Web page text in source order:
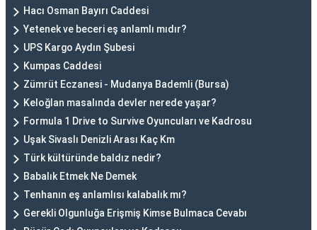
Hacı Osman Bayırı Caddesi
Yetenek ve beceri eş anlamlı mıdır?
UPS Kargo Aydın Şubesi
Kumpas Caddesi
Zümrüt Eczanesi - Mudanya Bademli (Bursa)
Keloğlan masalında devler nerede yaşar?
Formula 1 Drive to Survive Oyuncuları ve Kadrosu
Uşak Sivaslı Denizli Arası Kaç Km
Türk kültüründe baldız nedir?
Babalık Etmek Ne Demek
Tenhanın eş anlamlısı kalabalık mı?
Gerekli Olgunluğa Erişmiş Kimse Bulmaca Cevabı